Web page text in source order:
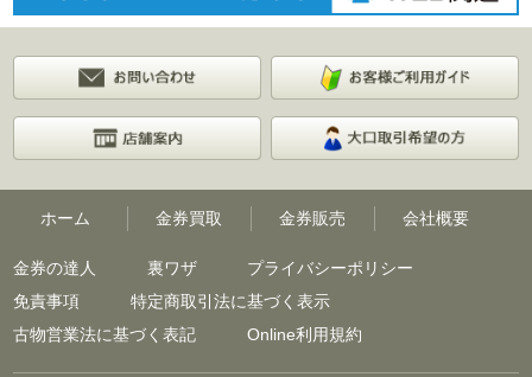
ホーム 金券買取 金券販売 会社概要
金券の達人 裏ワザ
プライバシーポリシー
免責事項
特定商取引法に基づく表示
古物営業法に基づく表記
Online利用規約